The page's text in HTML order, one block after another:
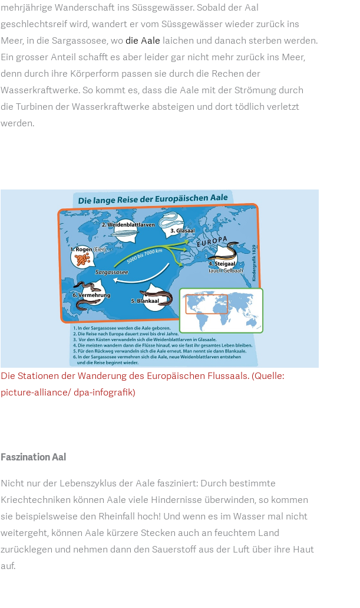
mehrjährige Wanderschaft ins Süssgewässer. Sobald der Aal
geschlechtsreif wird, wandert er vom Süssgewässer wieder zurück ins
Meer, in die Sargassosee, wo die Aale laichen und danach sterben werden.
Ein grosser Anteil schafft es aber leider gar nicht mehr zurück ins Meer,
denn durch ihre Körperform passen sie durch die Rechen der
Wasserkraftwerke. So kommt es, dass die Aale mit der Strömung durch
die Turbinen der Wasserkraftwerke absteigen und dort tödlich verletzt
werden.
Die Stationen der Wanderung des Europäischen Flussaals. (Quelle:
picture-alliance/ dpa-infografik)
Faszination Aal
Nicht nur der Lebenszyklus der Aale fasziniert: Durch bestimmte
Kriechtechniken können Aale viele Hindernisse überwinden, so kommen
sie beispielsweise den Rheinfall hoch! Und wenn es im Wasser mal nicht
weitergeht, können Aale kürzere Stecken auch an feuchtem Land
zurücklegen und nehmen dann den Sauerstoff aus der Luft über ihre Haut
auf.